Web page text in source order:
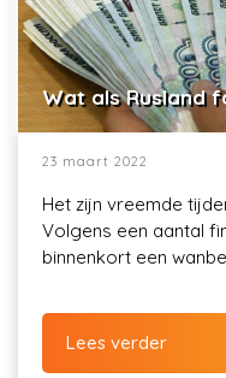
Wat als Rusland
23 maart 2022
Het zijn vreemde
Volgens een aantal
binnenkort een
Lees verder